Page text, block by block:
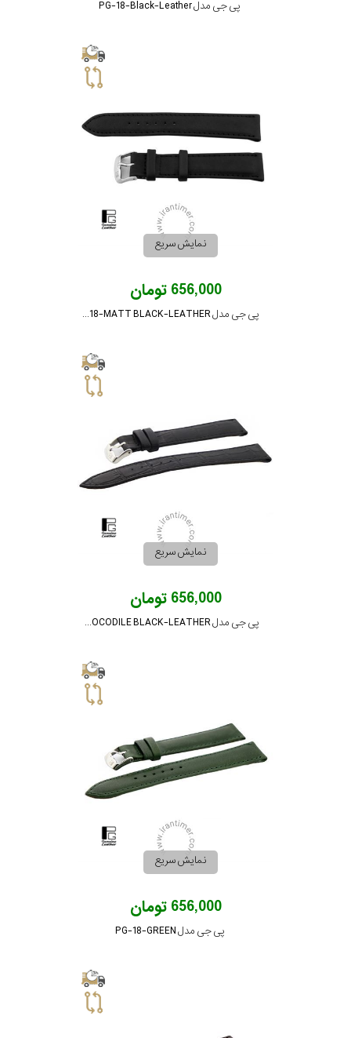
پی جی مدل PG-18-Black-Leather
نمایش سریع
656,000 تومان
پی جی مدل PG-18-MATT BLACK-LEATHER
نمایش سریع
656,000 تومان
پی جی مدل PG-18-CROCODILE BLACK-LEATHER
نمایش سریع
656,000 تومان
پی جی مدل PG-18-GREEN